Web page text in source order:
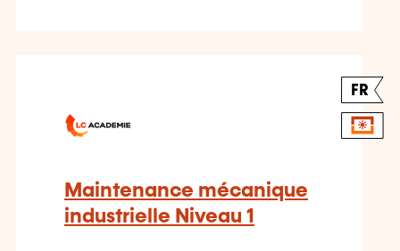
FR
Maintenance mécanique
industrielle Niveau 1